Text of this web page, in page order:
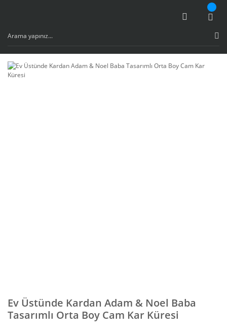
Ev Üstünde Kardan Adam & Noel Baba
Tasarımlı Orta Boy Cam Kar Küresi